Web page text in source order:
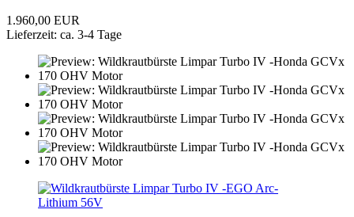
1.960,00 EUR
Lieferzeit: ca. 3-4 Tage